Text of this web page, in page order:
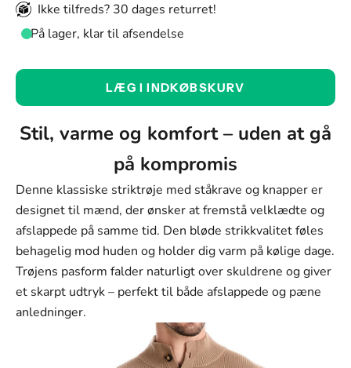
Ikke tilfreds? 30 dages returret!
På lager, klar til afsendelse
Farve:
Farve
Khaki
Mørkegrøn
Brun
Sort
Størrelse:
LÆG I INDKØBSKURV
Stil, varme og komfort – uden at gå
på kompromis
Denne klassiske striktrøje med ståkrave og knapper er
designet til mænd, der ønsker at fremstå velklædte og
afslappede på samme tid. Den bløde strikkvalitet føles
behagelig mod huden og holder dig varm på kølige dage.
Trøjens pasform falder naturligt over skuldrene og giver
et skarpt udtryk – perfekt til både afslappede og pæne
anledninger.